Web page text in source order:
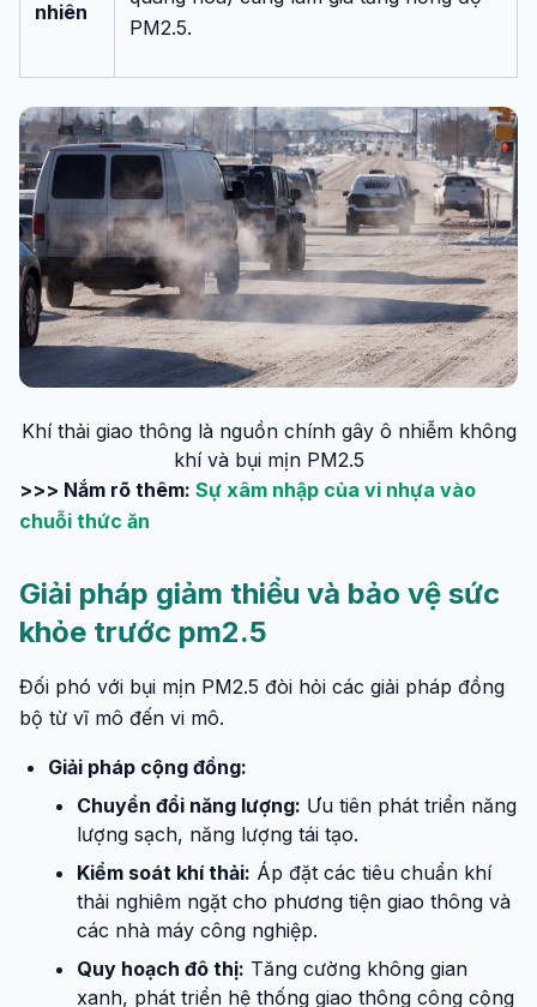
nhiên
PM2.5.
Khí thải giao thông là nguồn chính gây ô nhiễm không
khí và bụi mịn PM2.5
>>> Nắm rõ thêm: Sự xâm nhập của vi nhựa vào
chuỗi thức ăn
Giải pháp giảm thiểu và bảo vệ sức
khỏe trước pm2.5
Đối phó với bụi mịn PM2.5 đòi hỏi các giải pháp đồng
bộ từ vĩ mô đến vi mô.
Giải pháp cộng đồng:
Chuyển đổi năng lượng: Ưu tiên phát triển năng
lượng sạch, năng lượng tái tạo.
Kiểm soát khí thải: Áp đặt các tiêu chuẩn khí
thải nghiêm ngặt cho phương tiện giao thông và
các nhà máy công nghiệp.
Quy hoạch đô thị: Tăng cường không gian
xanh, phát triển hệ thống giao thông công cộng